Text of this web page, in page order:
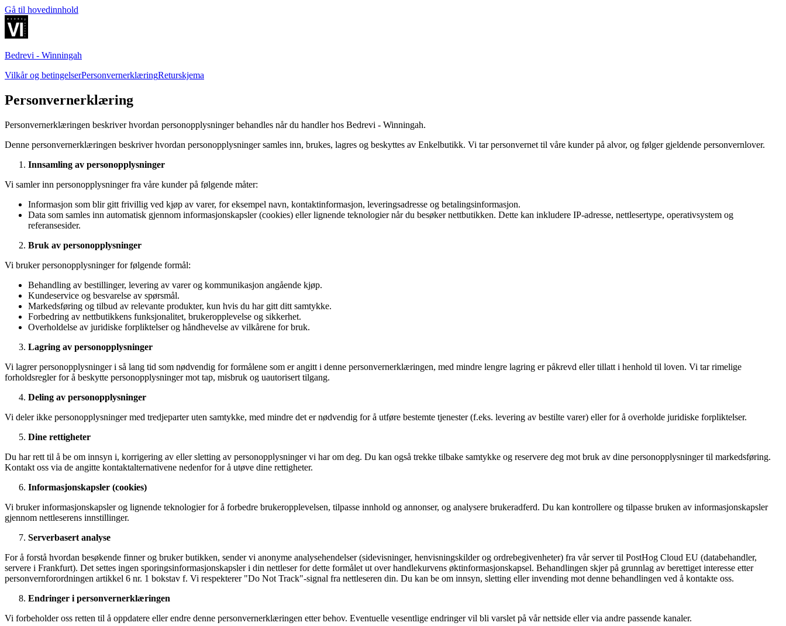
Gå til hovedinnhold
Bedrevi - Winningah
Vilkår og betingelserPersonvernerklæringReturskjema
Personvernerklæring
Personvernerklæringen beskriver hvordan personopplysninger behandles når du handler hos Bedrevi - Winningah.
Denne personvernerklæringen beskriver hvordan personopplysninger samles inn, brukes, lagres og beskyttes av Enkelbutikk. Vi tar personvernet til våre kunder på alvor, og følger gjeldende personvernlover.
Innsamling av personopplysninger
Vi samler inn personopplysninger fra våre kunder på følgende måter:
Informasjon som blir gitt frivillig ved kjøp av varer, for eksempel navn, kontaktinformasjon, leveringsadresse og betalingsinformasjon.
Data som samles inn automatisk gjennom informasjonskapsler (cookies) eller lignende teknologier når du besøker nettbutikken. Dette kan inkludere IP-adresse, nettlesertype, operativsystem og
referansesider.
Bruk av personopplysninger
Vi bruker personopplysninger for følgende formål:
Behandling av bestillinger, levering av varer og kommunikasjon angående kjøp.
Kundeservice og besvarelse av spørsmål.
Markedsføring og tilbud av relevante produkter, kun hvis du har gitt ditt samtykke.
Forbedring av nettbutikkens funksjonalitet, brukeropplevelse og sikkerhet.
Overholdelse av juridiske forpliktelser og håndhevelse av vilkårene for bruk.
Lagring av personopplysninger
Vi lagrer personopplysninger i så lang tid som nødvendig for formålene som er angitt i denne personvernerklæringen, med mindre lengre lagring er påkrevd eller tillatt i henhold til loven. Vi tar rimelige
forholdsregler for å beskytte personopplysninger mot tap, misbruk og uautorisert tilgang.
Deling av personopplysninger
Vi deler ikke personopplysninger med tredjeparter uten samtykke, med mindre det er nødvendig for å utføre bestemte tjenester (f.eks. levering av bestilte varer) eller for å overholde juridiske forpliktelser.
Dine rettigheter
Du har rett til å be om innsyn i, korrigering av eller sletting av personopplysninger vi har om deg. Du kan også trekke tilbake samtykke og reservere deg mot bruk av dine personopplysninger til markedsføring.
Kontakt oss via de angitte kontaktalternativene nedenfor for å utøve dine rettigheter.
Informasjonskapsler (cookies)
Vi bruker informasjonskapsler og lignende teknologier for å forbedre brukeropplevelsen, tilpasse innhold og annonser, og analysere brukeradferd. Du kan kontrollere og tilpasse bruken av informasjonskapsler
gjennom nettleserens innstillinger.
Serverbasert analyse
For å forstå hvordan besøkende finner og bruker butikken, sender vi anonyme analysehendelser (sidevisninger, henvisningskilder og ordrebegivenheter) fra vår server til PostHog Cloud EU (databehandler,
servere i Frankfurt). Det settes ingen sporingsinformasjonskapsler i din nettleser for dette formålet ut over handlekurvens øktinformasjonskapsel. Behandlingen skjer på grunnlag av berettiget interesse etter
personvernforordningen artikkel 6 nr. 1 bokstav f. Vi respekterer "Do Not Track"-signal fra nettleseren din. Du kan be om innsyn, sletting eller invending mot denne behandlingen ved å kontakte oss.
Endringer i personvernerklæringen
Vi forbeholder oss retten til å oppdatere eller endre denne personvernerklæringen etter behov. Eventuelle vesentlige endringer vil bli varslet på vår nettside eller via andre passende kanaler.